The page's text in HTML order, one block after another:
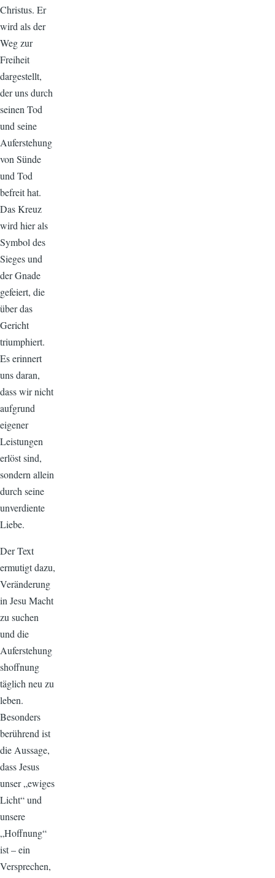
Christus. Er
wird als der
Weg zur
Freiheit
dargestellt,
der uns durch
seinen Tod
und seine
Auferstehung
von Sünde
und Tod
befreit hat.
Das Kreuz
wird hier als
Symbol des
Sieges und
der Gnade
gefeiert, die
über das
Gericht
triumphiert.
Es erinnert
uns daran,
dass wir nicht
aufgrund
eigener
Leistungen
erlöst sind,
sondern allein
durch seine
unverdiente
Liebe.
Der Text
ermutigt dazu,
Veränderung
in Jesu Macht
zu suchen
und die
Auferstehung
shoffnung
täglich neu zu
leben.
Besonders
berührend ist
die Aussage,
dass Jesus
unser „ewiges
Licht“ und
unsere
„Hoffnung“
ist – ein
Versprechen,